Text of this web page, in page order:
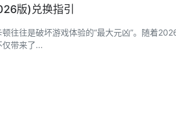
版)兑换指引
往往是破坏游戏体验的“最大元凶”。随着
带来了...